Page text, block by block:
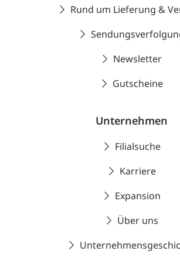
Rund um Lieferung &
Newsletter
Gutscheine
Unternehmen
Filialsuche
Karriere
Expansion
Über uns